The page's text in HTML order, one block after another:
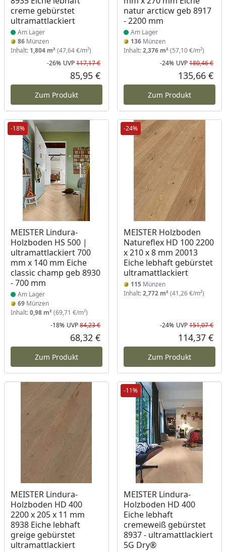
creme gebürstet
ultramattlackiert
Am Lager
86 Münzen
Inhalt: 1,804 m² (47,64 €/m²)
Rabatt in Prozent
-26%
Ursprünglicher Preis
UVP117,17 €
Aktueller Preis
85,95 €
Zum Produkt
natur arcticw geb 8917
- 2200 mm
Am Lager
136Münzen
Inhalt:2,376 m² (57,10 €/m²)
-24% UVP180,46 €
135,66 €
Zum Produkt
-18%
MEISTER Lindura-
Holzboden HS 500 |
ultramattlackiert 700
mm x 140 mm Eiche
classic champ geb 8930
- 700 mm
Produkt am Lager
Am Lager
69 Münzen
Inhalt:0,98 m² (69,71 €/m²)
Rabatt in Prozent
-18%
Ursprünglicher Preis
UVP84,23 €
Aktueller Preis
68,32 €
Zum Produkt
-24%
MEISTER Holzboden
Natureflex HD 100 2200
x 210 x 8 mm 20013
Eiche lebhaft gebürstet
ultramattlackiert
115Münzen
Inhalt:2,772 m² (41,26 €/m²)
-24% UVP151,07 €
114,37 €
Zum Produkt
MEISTER Lindura-
Holzboden HD 400
2200 x 205 x 11 mm
8938 Eiche lebhaft
greige gebürstet
ultramattlackiert
Produkt am Lager
-11%
MEISTER Lindura-
Holzboden HD 400
Eiche lebhaft
cremeweiß gebürstet
8937 - ultramattlackiert
5G Dry®